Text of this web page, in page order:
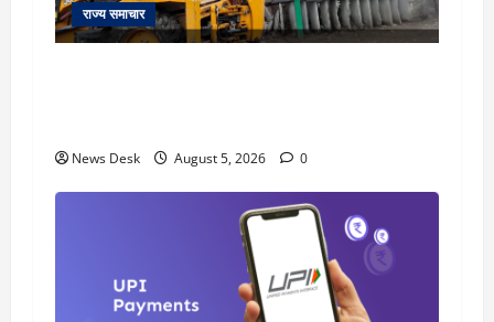
राज्य समाचार
News Desk August 5, 2026 0